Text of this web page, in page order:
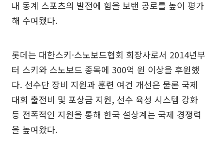
내 동계 스포츠의 발전에 힘을 보탠 공로를 높이 평가
해 수여됐다.
롯데는 대한스키·스노보드협회 회장사로서 2014년부
터 스키와 스노보드 종목에 300억 원 이상을 후원했
다. 선수단 장비 지원과 훈련 여건 개선은 물론 국제
대회 출전비 및 포상금 지원, 선수 육성 시스템 강화
등 전폭적인 지원을 통해 한국 설상계는 국제 경쟁력
을 높여왔다.